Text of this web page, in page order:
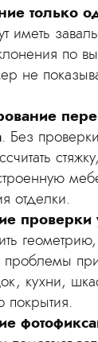
только
иметь
по
не
. Без
отделки.
проверки
геометрию,
проблемы
кухни,
покрытия.